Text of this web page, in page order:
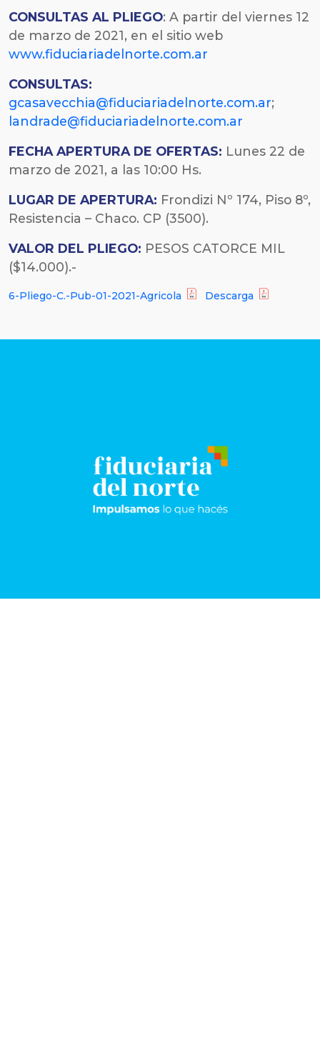
CONSULTAS AL PLIEGO: A partir del viernes 12
de marzo de 2021, en el sitio web
www.fiduciariadelnorte.com.ar
CONSULTAS:
gcasavecchia@fiduciariadelnorte.com.ar;
landrade@fiduciariadelnorte.com.ar
FECHA APERTURA DE OFERTAS: Lunes 22 de
marzo de 2021, a las 10:00 Hs.
LUGAR DE APERTURA: Frondizi Nº 174, Piso 8º,
Resistencia – Chaco. CP (3500).
VALOR DEL PLIEGO: PESOS CATORCE MIL
($14.000).-
6-Pliego-C.-Pub-01-2021-Agricola Descarga